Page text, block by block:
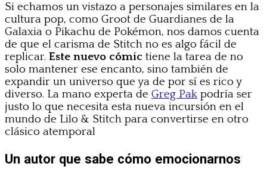
Si echamos un vistazo a personajes similares en la
cultura pop, como Groot de Guardianes de la
Galaxia o Pikachu de Pokémon, nos damos cuenta
de que el carisma de Stitch no es algo fácil de
replicar. Este nuevo cómic tiene la tarea de no
solo mantener ese encanto, sino también de
expandir un universo que ya de por sí es rico y
diverso. La mano experta de Greg Pak podría ser
justo lo que necesita esta nueva incursión en el
mundo de Lilo & Stitch para convertirse en otro
clásico atemporal
Un autor que sabe cómo emocionarnos